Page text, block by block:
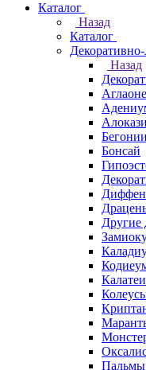
Каталог
Назад
Каталог
Назад
Бегонии
Бонсай
Другие
Калатеи
Пальмы